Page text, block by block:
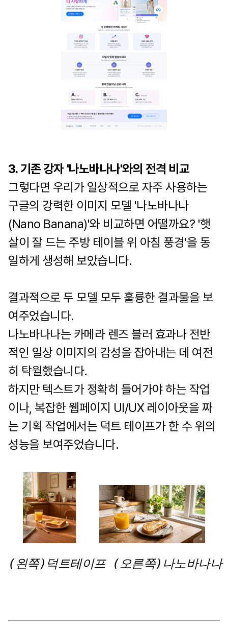
3. 기존 강자 '나노바나나'와의 전격 비교
그렇다면 우리가 일상적으로 자주 사용하는
구글의 강력한 이미지 모델 '나노바나나
(Nano Banana)'와 비교하면 어떨까요? '햇
살이 잘 드는 주방 테이블 위 아침 풍경'을 동
일하게 생성해 보았습니다.
결과적으로 두 모델 모두 훌륭한 결과물을 보
여주었습니다.
나노바나나는 카메라 렌즈 블러 효과나 전반
적인 일상 이미지의 감성을 잡아내는 데 여전
히 탁월했습니다.
하지만 텍스트가 정확히 들어가야 하는 작업
이나, 복잡한 웹페이지 UI/UX 레이아웃을 짜
는 기획 작업에서는 덕트 테이프가 한 수 위의
성능을 보여주었습니다.
(왼쪽)덕트테이프 (오른쪽)나노바나나